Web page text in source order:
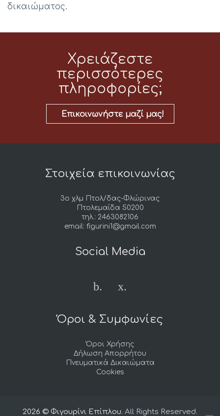
δικαιώματος.
Χρειάζεστε
περισσότερες
πληροφορίες;
Επικοινωνήστε μαζί μας!
Στοιχεία επικοινωνίας
3ο χλμ Πτολ/δας-Φλώρινας
Πτολεμαΐδα 50200
τηλ.: 2463082106
email: figurini1@gmail.com
Social Media
. .
Όροι & Συμφωνίες
Όροι Χρήσης
Δήλωση Απορρήτου
Πνευματικά Δικαιώματα
Cookies
2026 © Φιγουρίνι Επίπλου. All Rights Reserved.